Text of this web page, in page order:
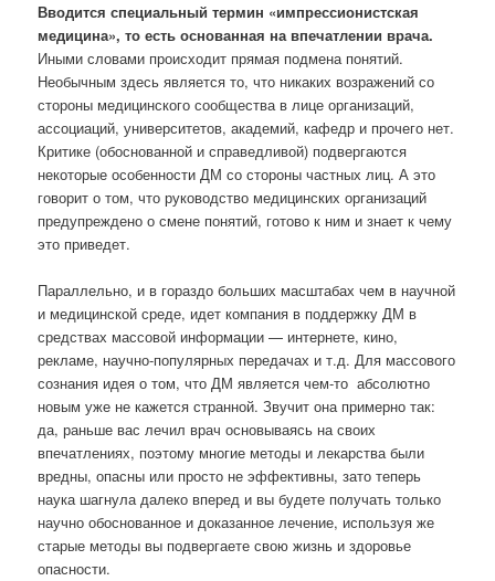
Вводится специальный термин «импрессионистская
медицина», то есть основанная на впечатлении врача.
Иными словами происходит прямая подмена понятий.
Необычным здесь является то, что никаких возражений со
стороны медицинского сообщества в лице организаций,
ассоциаций, университетов, академий, кафедр и прочего нет.
Критике (обоснованной и справедливой) подвергаются
некоторые особенности ДМ со стороны частных лиц. А это
говорит о том, что руководство медицинских организаций
предупреждено о смене понятий, готово к ним и знает к чему
это приведет.
Параллельно, и в гораздо больших масштабах чем в научной
и медицинской среде, идет компания в поддержку ДМ в
средствах массовой информации — интернете, кино,
рекламе, научно-популярных передачах и т.д. Для массового
сознания идея о том, что ДМ является чем-то абсолютно
новым уже не кажется странной. Звучит она примерно так:
да, раньше вас лечил врач основываясь на своих
впечатлениях, поэтому многие методы и лекарства были
вредны, опасны или просто не эффективны, зато теперь
наука шагнула далеко вперед и вы будете получать только
научно обоснованное и доказанное лечение, используя же
старые методы вы подвергаете свою жизнь и здоровье
опасности.